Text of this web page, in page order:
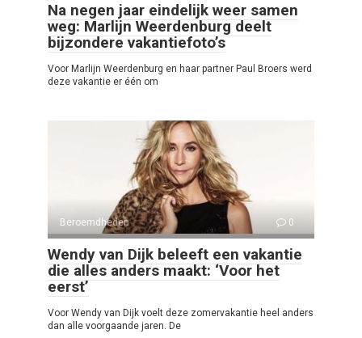
Na negen jaar eindelijk weer samen
weg: Marlijn Weerdenburg deelt
bijzondere vakantiefoto’s
Voor Marlijn Weerdenburg en haar partner Paul Broers werd
deze vakantie er één om
Beroemdheden 0
Wendy van Dijk beleeft een vakantie
die alles anders maakt: ‘Voor het
eerst’
Voor Wendy van Dijk voelt deze zomervakantie heel anders
dan alle voorgaande jaren. De